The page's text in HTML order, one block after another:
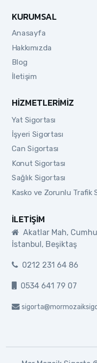
KURUMSAL
Anasayfa
Hakkımızda
Blog
İletişim
HIZMETLERIMIZ
Yat Sigortası
İşyeri Sigortası
Can Sigortası
Konut Sigortası
Sağlık Sigortası
Kasko ve Zorunlu Trafik
İLETIŞIM
Akatlar Mah,
İstanbul, Beşiktaş
0212 231 64 86
0534 641 79 07